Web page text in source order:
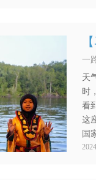
一
天
时
看
这
国